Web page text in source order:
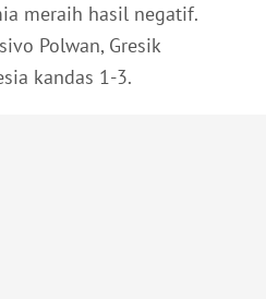
meraih hasil negatif.
Polwan, Gresik
kandas 1-3.